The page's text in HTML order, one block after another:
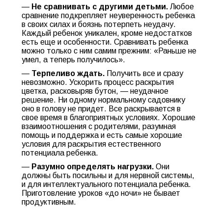
— Не сравнивать с другими детьми. Любое
сравнение подкрепляет неуверенность ребенка
в своих силах и боязнь потерпеть неудачу.
Каждый ребенок уникален, кроме недостатков
есть еще и особенности. Сравнивать ребенка
можно только с ним самим прежним: «Раньше не
умел, а теперь получилось».
— Терпеливо ждать. Получить все и сразу
невозможно. Ускорить процесс раскрытия
цветка, расковыряв бутон, — неудачное
решение. Ни одному нормальному садовнику
оно в голову не придет. Все раскрывается в
свое время в благоприятных условиях. Хорошие
взаимоотношения с родителями, разумная
помощь и поддержка и есть самые хорошие
условия для раскрытия естественного
потенциала ребенка.
— Разумно определять нагрузки. Они
должны быть посильны и для нервной системы,
и для интеллектуального потенциала ребенка.
Приготовление уроков «до ночи» не бывает
продуктивным.